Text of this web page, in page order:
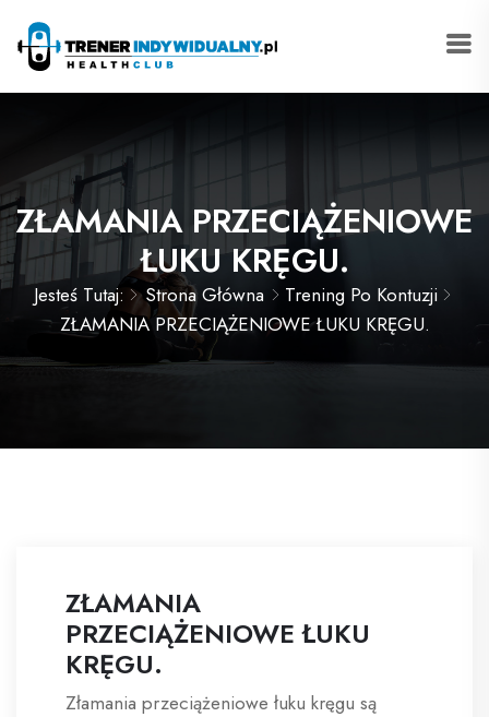
ZŁAMANIA PRZECIĄŻENIOWE
ŁUKU KRĘGU.
Jesteś Tutaj: Strona Główna
Trening Po Kontuzji
ZŁAMANIA PRZECIĄŻENIOWE ŁUKU KRĘGU.
ZŁAMANIA
PRZECIĄŻENIOWE ŁUKU
KRĘGU.
Złamania przeciążeniowe łuku kręgu są